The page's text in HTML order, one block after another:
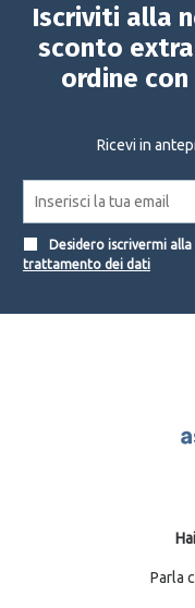
Iscriviti alla
sconto
ordine con
Ricevi in
Desidero iscrivermi
trattamento dei dati
Parla